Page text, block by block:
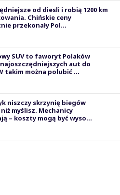
od diesli i robią 1200 km
Chińskie ceny
przekonały Pol...
SUV to faworyt Polaków
aut do
takim można polubić ...
niszczy skrzynię biegów
myślisz. Mechanicy
– koszty mogą być wyso...